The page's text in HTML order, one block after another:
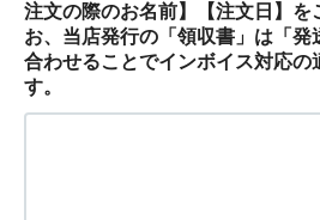
注文の際のお名前】【注文日】を
お、当店発行の「領収書」は「発
合わせることでインボイス対応の
す。